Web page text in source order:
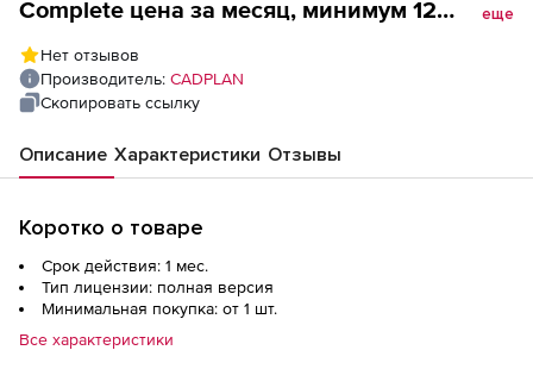
Complete цена за месяц, минимум 12
еще
Нет отзывов
Производитель: CADPLAN
Скопировать ссылку
Описание Характеристики Отзывы
Коротко о товаре
Срок действия: 1 мес.
Тип лицензии: полная версия
Минимальная покупка: от 1 шт.
Все характеристики